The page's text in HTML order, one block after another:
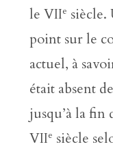
le VIIe siècle.
point sur le
actuel, à
était absent
jusqu’à la fin
VIIe siècle